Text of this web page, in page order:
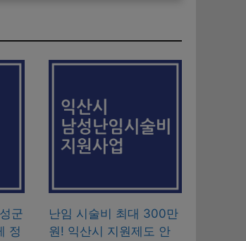
군
정
난임 시술비 최대 300만
원! 익산시 지원제도 안